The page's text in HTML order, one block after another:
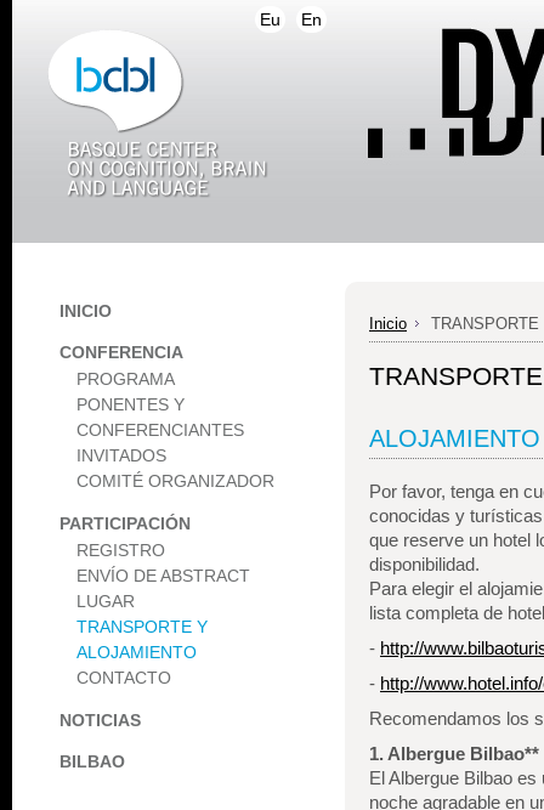
Eu En
Inicio
ALOJAMIENTO
Por favor, tenga en
conocidas y
que reserve un hotel
disponibilidad.
Para elegir el
lista completa de
- http://
- http://
Recomendamos los
1. Albergue Bilbao**
El Albergue Bilbao
noche agradable en
INICIO
CONFERENCIA
PROGRAMA
PONENTES Y
CONFERENCIANTES
INVITADOS
COMITÉ ORGANIZADOR
PARTICIPACIÓN
REGISTRO
ENVÍO DE ABSTRACT
LUGAR
TRANSPORTE Y
ALOJAMIENTO
CONTACTO
NOTICIAS
BILBAO